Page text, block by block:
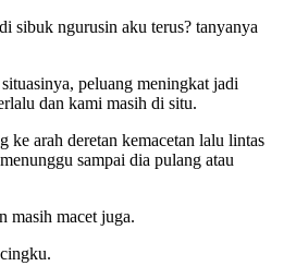
sibuk ngurusin aku terus? tanyanya
peluang meningkat jadi
dan kami masih di situ.
ke arah deretan kemacetan lalu lintas
sampai dia pulang atau
masih macet juga.